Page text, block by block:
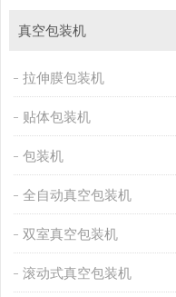
真空包装机
拉伸膜包装机
贴体包装机
包装机
全自动真空包装机
双室真空包装机
滚动式真空包装机